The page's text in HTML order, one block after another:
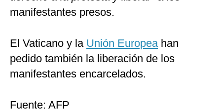
manifestantes presos.
El Vaticano y la Unión Europeahan
pedido también la liberación de los
manifestantes encarcelados.
Fuente: AFP